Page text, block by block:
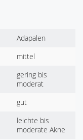
Adapalen
mittel
gering bis
moderat
gut
leichte bis
moderate Akne